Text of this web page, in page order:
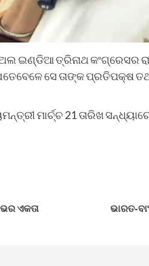
ତ୍ରିନାଥ କଂଗ୍ରେସର
ସେ ତାଙ୍କ ପ୍ରତିପକ୍ଷ
ମାର୍ଚ୍ଚ 21 ତାରିଖ
ଏକତା
ଭାରତ-